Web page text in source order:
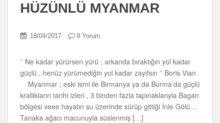
HÜZÜNLÜ MYANMAR
18/04/2017 9 Yorum
‘’ Ne kadar yürürsen yürü ; arkanda bıraktığın yol kadar
güçlü , henüz yürümediğin yol kadar zayıfsın ‘’ Boris Vian
Myanmar ; eski ismi ile Birmanya ya da Burma’da güçlü
krallıkların tarihi izleri , 3 binden fazla tapınaklarıyla Bagan
bölgesi veee hayatın su üzerinde sürüp gittiği İnle Gölü…
Tanaka ağacı macunuyla süslenmiş […]